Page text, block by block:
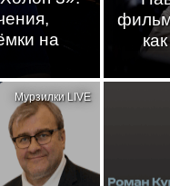
на
Мурзилки LIVE